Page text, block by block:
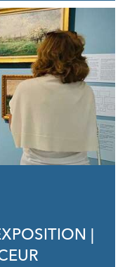
|